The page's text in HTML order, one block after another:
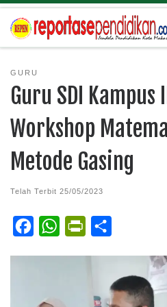
GURU
Guru SDI Kampus
Workshop
Metode Gasing
Telah Terbit 25/05/2023
W
r